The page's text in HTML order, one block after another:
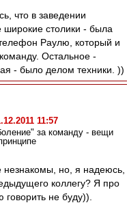
что в заведении
столики - была
Раулю, который и
Остальное -
- было делом техники. ))
11:57
за команду - вещи
но, я надеюсь,
коллегу? Я про
не буду)).